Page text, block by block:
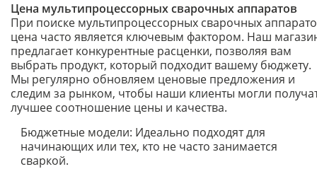
Цена мультипроцессорных сварочных аппаратов
При поиске мультипроцессорных сварочных
цена часто является ключевым фактором. Наш
предлагает конкурентные расценки, позволяя вам
выбрать продукт, который подходит вашему бюджету.
Мы регулярно обновляем ценовые предложения и
следим за рынком, чтобы наши клиенты могли
лучшее соотношение цены и качества.
Бюджетные модели: Идеально подходят для
начинающих или тех, кто не часто занимается
сваркой.